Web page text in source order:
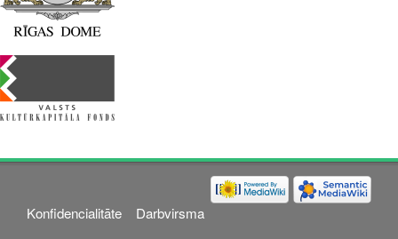
Konfidencialitāte
Darbvirsma